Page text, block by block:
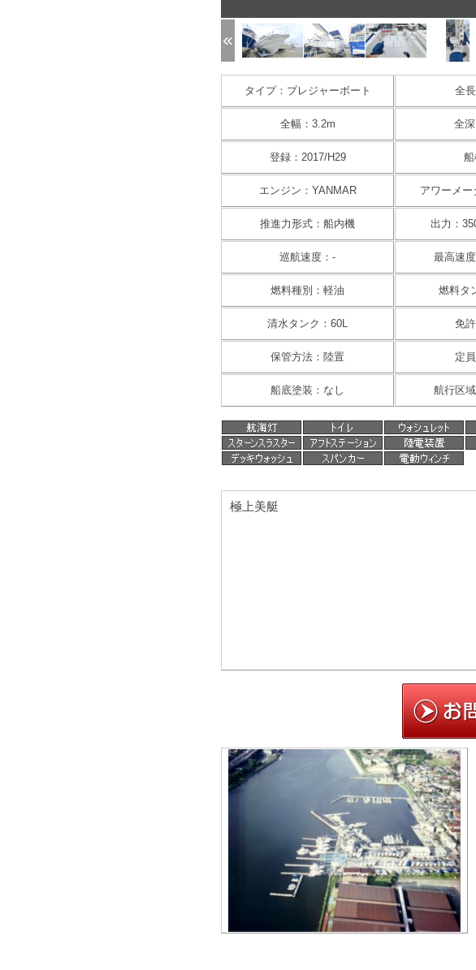
タイプ：プレジャーボート 全
全幅：3.2m 全
登録：2017/H29
エンジン：YANMAR アワーメー
推進力形式：船内機 出力：
巡航速度：- 最高速
燃料種別：軽油 燃料タ
清水タンク：60L 免
保管方法：陸置 定
船底塗装：なし 航行区
極上美艇